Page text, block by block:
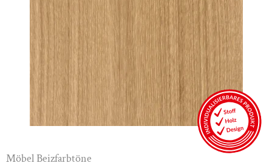
Möbel Beizfarbtöne